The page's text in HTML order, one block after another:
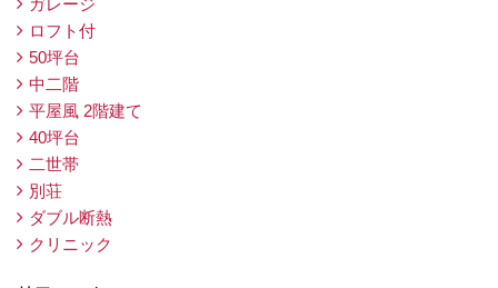
ロフト付
50坪台
中二階
平屋風 2階建て
40坪台
二世帯
別荘
ダブル断熱
クリニック